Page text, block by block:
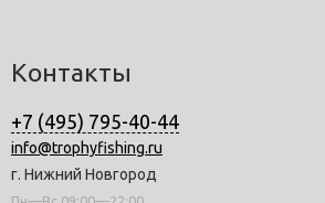
Контакты
+7 (495) 795-40-44
info@trophyfishing.ru
г. Нижний Новгород